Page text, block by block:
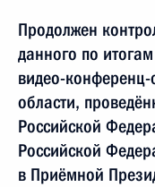
Продолжен
данного по
видео-
области,
Российской
Российской
в Приёмной